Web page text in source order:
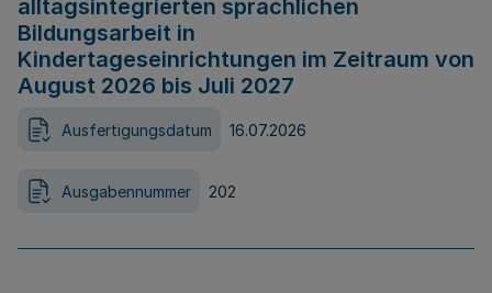
alltagsintegrierten sprachlichen
Bildungsarbeit in
Kindertageseinrichtungen im Zeitraum von
August 2026 bis Juli 2027
Ausfertigungsdatum 16.07.2026
Ausgabennummer 202